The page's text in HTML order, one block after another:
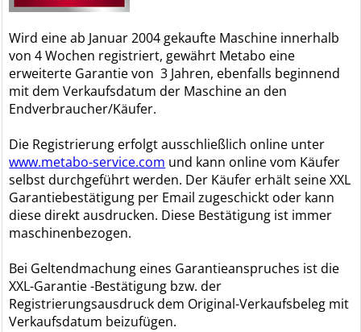
Wird eine ab Januar 2004 gekaufte Maschine innerhalb
von 4 Wochen registriert, gewährt Metabo eine
erweiterte Garantie von 3 Jahren, ebenfalls beginnend
mit dem Verkaufsdatum der Maschine an den
Endverbraucher/Käufer.
Die Registrierung erfolgt ausschließlich online unter
www.metabo-service.com und kann online vom Käufer
selbst durchgeführt werden. Der Käufer erhält seine XXL
Garantiebestätigung per Email zugeschickt oder kann
diese direkt ausdrucken. Diese Bestätigung ist immer
maschinenbezogen.
Bei Geltendmachung eines Garantieanspruches ist die
XXL-Garantie -Bestätigung bzw. der
Registrierungsausdruck dem Original-Verkaufsbeleg mit
Verkaufsdatum beizufügen.